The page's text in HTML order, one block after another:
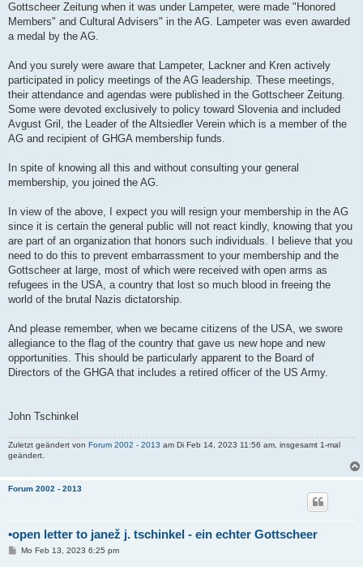
Gottscheer Zeitung when it was under Lampeter, were made "Honored
Members" and Cultural Advisers" in the AG. Lampeter was even awarded
a medal by the AG.
And you surely were aware that Lampeter, Lackner and Kren actively
participated in policy meetings of the AG leadership. These meetings,
their attendance and agendas were published in the Gottscheer Zeitung.
Some were devoted exclusively to policy toward Slovenia and included
Avgust Gril, the Leader of the Altsiedler Verein which is a member of the
AG and recipient of GHGA membership funds.
In spite of knowing all this and without consulting your general
membership, you joined the AG.
In view of the above, I expect you will resign your membership in the AG
since it is certain the general public will not react kindly, knowing that you
are part of an organization that honors such individuals. I believe that you
need to do this to prevent embarrassment to your membership and the
Gottscheer at large, most of which were received with open arms as
refugees in the USA, a country that lost so much blood in freeing the
world of the brutal Nazis dictatorship.
And please remember, when we became citizens of the USA, we swore
allegiance to the flag of the country that gave us new hope and new
opportunities. This should be particularly apparent to the Board of
Directors of the GHGA that includes a retired officer of the US Army.
John Tschinkel
Zuletzt geändert von Forum 2002 - 2013 am Di Feb 14, 2023 11:56 am, insgesamt 1-mal
geändert.
Forum 2002 - 2013
•open letter to janež j. tschinkel - ein echter Gottscheer
BMo Feb 13, 2023 6:25 pm